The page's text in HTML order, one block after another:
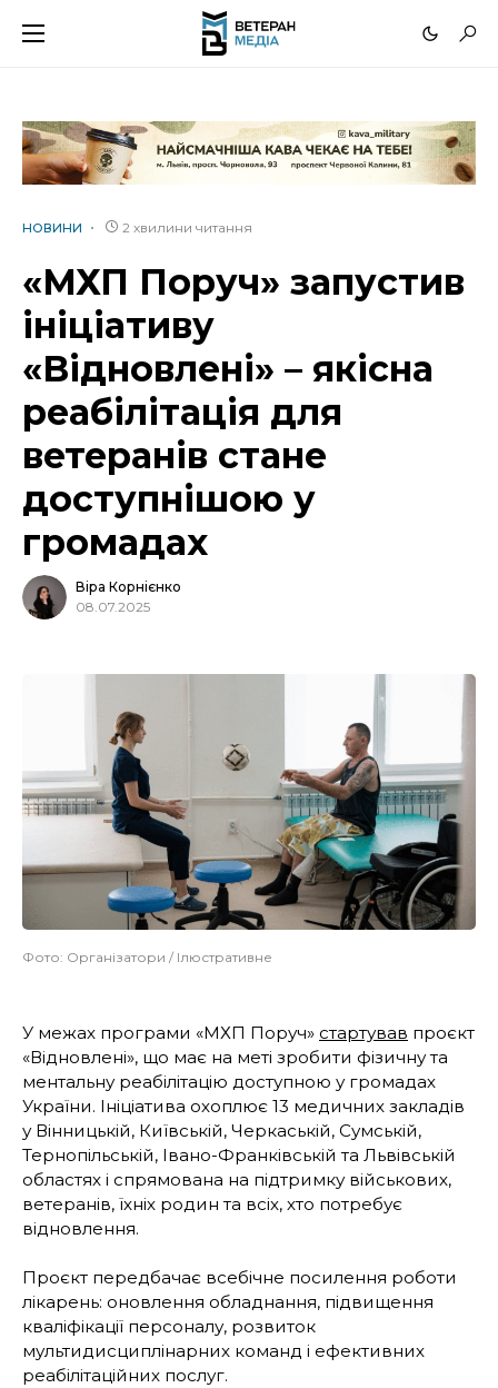
НОВИНИ 2 хвилини читання
«МХП Поруч» запустив
ініціативу
«Відновлені» – якісна
реабілітація для
ветеранів стане
доступнішою у
громадах
Віра Корнієнко
08.07.2025
Фото: Організатори / Ілюстративне
У межах програми «МХП Поруч» стартував проєкт
«Відновлені», що має на меті зробити фізичну та
ментальну реабілітацію доступною у громадах
України. Ініціатива охоплює 13 медичних закладів
у Вінницькій, Київській, Черкаській, Сумській,
Тернопільській, Івано-Франківській та Львівській
областях і спрямована на підтримку військових,
ветеранів, їхніх родин та всіх, хто потребує
відновлення.
Проєкт передбачає всебічне посилення роботи
лікарень: оновлення обладнання, підвищення
кваліфікації персоналу, розвиток
мультидисциплінарних команд і ефективних
реабілітаційних послуг.